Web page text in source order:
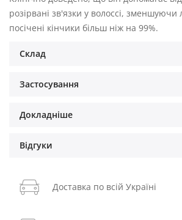
розірвані зв'язки у волоссі, зменшуючи
посічені кінчики більш ніж на 99%.
Склад
Застосування
Докладніше
Відгуки
Доставка по всій Україні